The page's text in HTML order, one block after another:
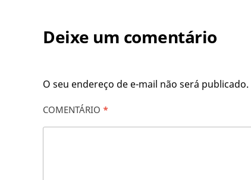
Deixe um comentário
O seu endereço de e-mail não será publicado.
COMENTÁRIO *